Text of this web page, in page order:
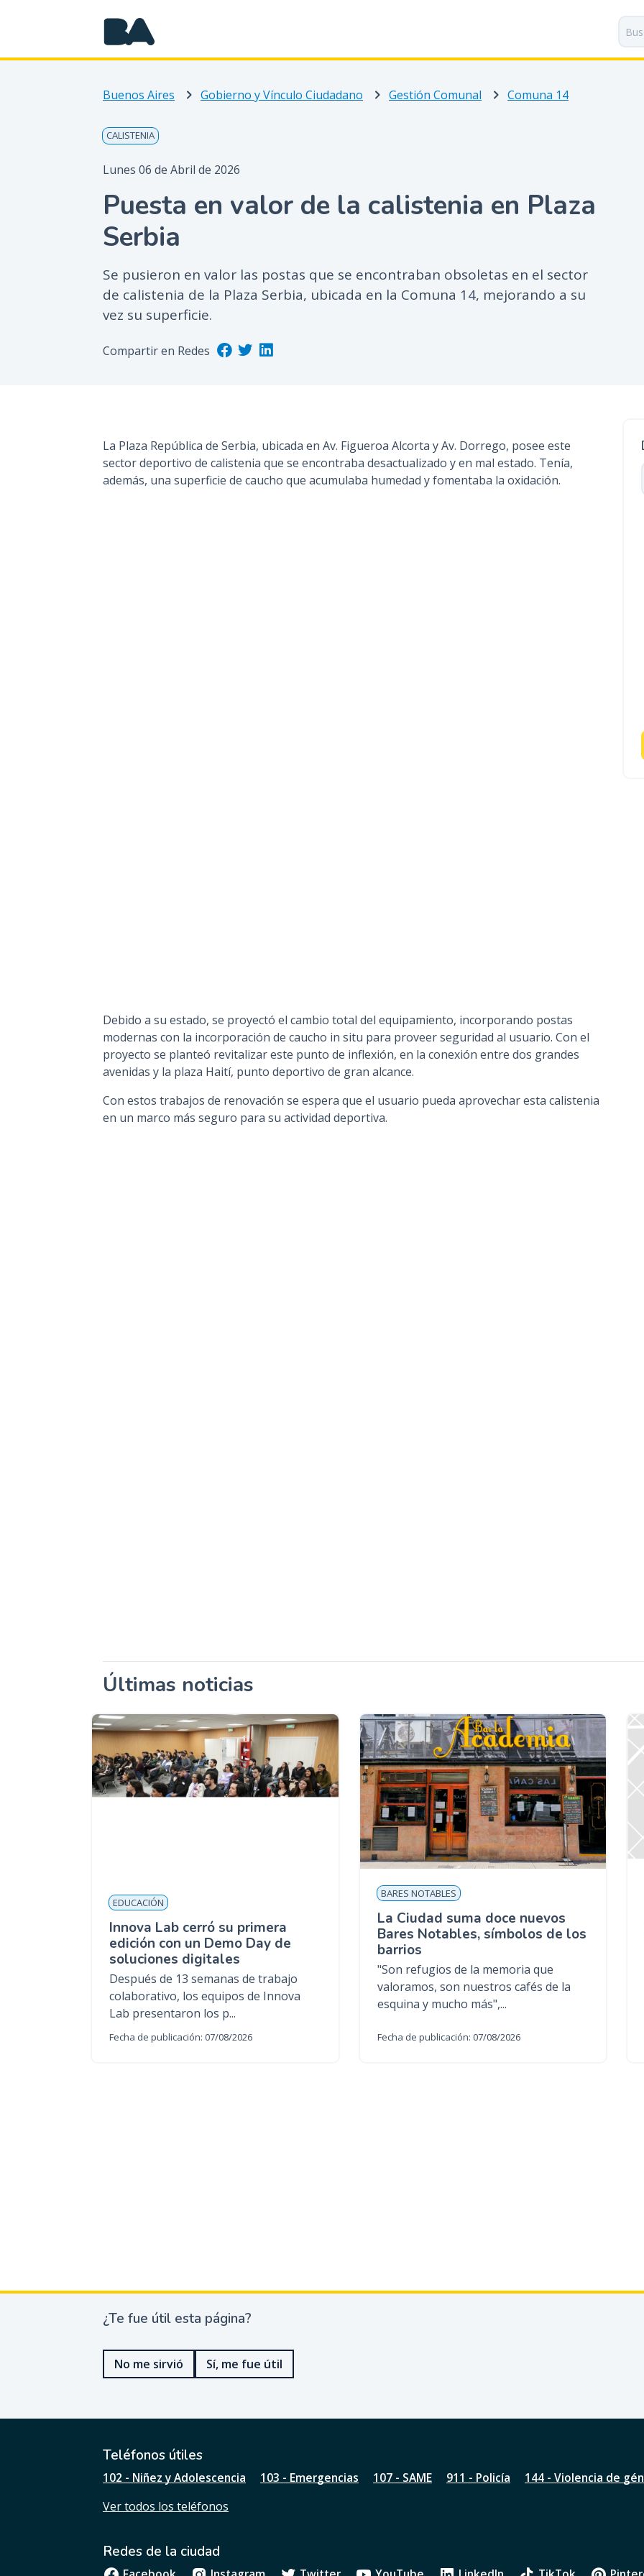
a
o
r
Buenos Aires Gobierno y Vínculo Ciudadano Gestión Comunal Comuna 14
CALISTENIA
Lunes 06 de Abril de 2026
Puesta en valor de la calistenia en Plaza
Serbia
Se pusieron en valor las postas que se encontraban obsoletas en el sector
de calistenia de la Plaza Serbia, ubicada en la Comuna 14, mejorando a su
vez su superficie.
Compartir en Redes
La Plaza República de Serbia, ubicada en Av. Figueroa Alcorta y Av. Dorrego, posee este
sector deportivo de calistenia que se encontraba desactualizado y en mal estado. Tenía,
además, una superficie de caucho que acumulaba humedad y fomentaba la oxidación.
Debido a su estado, se proyectó el cambio total del equipamiento, incorporando postas
modernas con la incorporación de caucho in situ para proveer seguridad al usuario. Con el
proyecto se planteó revitalizar este punto de inflexión, en la conexión entre dos grandes
avenidas y la plaza Haití, punto deportivo de gran alcance.
Con estos trabajos de renovación se espera que el usuario pueda aprovechar esta calistenia
en un marco más seguro para su actividad deportiva.
Últimas noticias
EDUCACIÓN
Innova Lab cerró su primera
edición con un Demo Day de
soluciones digitales
Después de 13 semanas de trabajo
colaborativo, los equipos de Innova
Lab presentaron los p...
Fecha de publicación: 07/08/2026
BARES NOTABLES
La Ciudad suma doce nuevos
Bares Notables, símbolos de los
barrios
"Son refugios de la memoria que
valoramos, son nuestros cafés de la
esquina y mucho más",...
Fecha de publicación: 07/08/2026
¿
e
u
t
l
s
a
g
i
¿Te fue útil esta página?
No me sirvió Sí, me fue útil
Teléfonos útiles
102 - Niñez y Adolescencia 103 - Emergencias 107 - SAME 911 - Policía 144 - Violencia de
Ver todos los teléfonos
Redes de la ciudad